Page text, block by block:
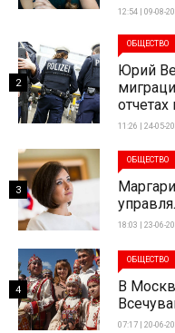
12:54 | 09-08-
ОБЩЕСТВО
Юрий
11:26 | 24-05-
2
ОБЩЕСТВО
18:03 | 23-06-
3
ОБЩЕСТВО
В
07:17 | 20-06-
4